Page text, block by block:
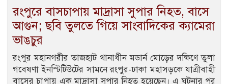
রংপুরে বাসচাপায় মাদ্রাসা সুপার নিহত, বাসে
আগুন; ছবি তুলতে গিয়ে সাংবাদিকের ক্যামেরা
ভাঙচুর
রংপুর মহানগরীর তাজহাট থানাধীন মডার্ন মোড়ের দক্ষিণে তুলা
গবেষণা ইনস্টিটিউটের সামনে রংপুর-ঢাকা মহাসড়কে যাত্রীবাহী
বাসের চাপায় এক মাদ্রাসা সুপার নিহত হয়েছেন। এ ঘটনার পর